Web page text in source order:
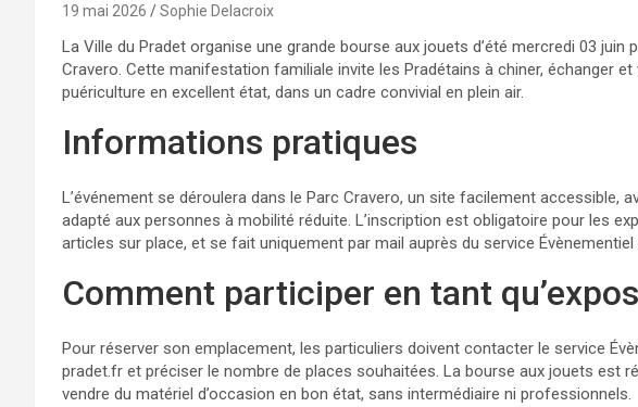
19 mai 2026 Sophie Delacroix
La Ville du Pradet organise une grande bourse aux jouets d’été mercredi 03 juin
Cravero. Cette manifestation familiale invite les Pradétains à chiner, échanger
puériculture en excellent état, dans un cadre convivial en plein air.
Informations pratiques
L’événement se déroulera dans le Parc Cravero, un site facilement accessible,
adapté aux personnes à mobilité réduite. L’inscription est obligatoire pour les
articles sur place, et se fait uniquement par mail auprès du service Évènementiel
Comment participer en tant
Pour réserver son emplacement, les particuliers doivent contacter le service
pradet.fr et préciser le nombre de places souhaitées. La bourse aux jouets est
vendre du matériel d’occasion en bon état, sans intermédiaire ni professionnels.